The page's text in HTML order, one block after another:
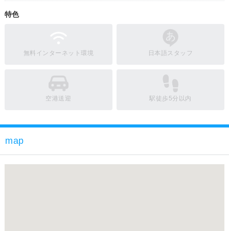
特色
無料インターネット環境 日本語スタッフ
空港送迎 駅徒歩5分以内
map